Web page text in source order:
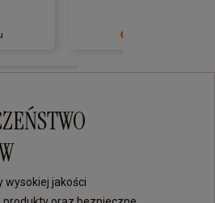
jest dla
tak dobrej opinii. Naszym
wysiłki - dziękujemy raz
mamy nadzieję - do
wysokiej jakości